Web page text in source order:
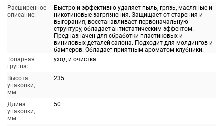
Расширенное
описание:
Быстро и эффективно удаляет пыль, грязь, масляные и
никотиновые загрязнения. Защищает от старения и
выгорания, восстанавливает первоначальную
структуру, обладает антистатическим эффектом.
Предназначен для обработки пластиковых и
виниловых деталей салона. Подходит для молдингов и
бамперов. Обладает приятным ароматом клубники.
Товарная
группа:
уход и очистка
Высота
упаковки,
мм:
235
Длина
упаковки,
мм:
50